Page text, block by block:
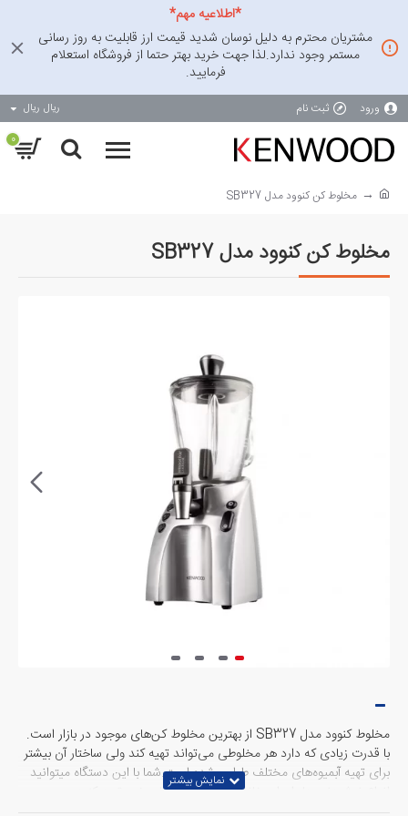
*اطلاعیه مهم*
مشتریان محترم به دلیل نوسان شدید قیمت ارز قابلیت به روز رسانی
مستمر وجود ندارد.لذا جهت خرید بهتر حتما از فروشگاه استعلام
فرمایید.
ورود ثبت نام ریال ریال
0
مخلوط کن کنوود مدل SB327
مخلوط کن کنوود مدل SB327
مخلوط کنوود مدل SB327 از بهترین مخلوط‌ کن‌های موجود در بازار است.
با قدرت زیادی که دارد هر مخلوطی می‌تواند تهیه کند ولی ساختار آن بیشتر
برای تهیه آبمیوه‌های مختلف طراحی‌شده است.شما با این دستگاه میتوانید
انواع نوشیدنی ها را برای خانواده و یا مهمان های خود تهیه کنید